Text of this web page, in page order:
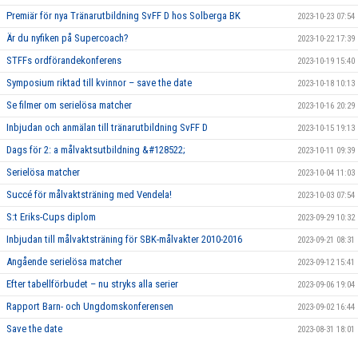
Premiär för nya Tränarutbildning SvFF D hos Solberga BK 2023-10-23 07:54
Är du nyfiken på Supercoach? 2023-10-22 17:39
STFFs ordförandekonferens 2023-10-19 15:40
Symposium riktad till kvinnor – save the date 2023-10-18 10:13
Se filmer om serielösa matcher 2023-10-16 20:29
Inbjudan och anmälan till tränarutbildning SvFF D 2023-10-15 19:13
Dags för 2: a målvaktsutbildning &#128522; 2023-10-11 09:39
Serielösa matcher 2023-10-04 11:03
Succé för målvaktsträning med Vendela! 2023-10-03 07:54
S:t Eriks-Cups diplom 2023-09-29 10:32
Inbjudan till målvaktsträning för SBK-målvakter 2010-2016 2023-09-21 08:31
Angående serielösa matcher 2023-09-12 15:41
Efter tabellförbudet – nu stryks alla serier 2023-09-06 19:04
Rapport Barn- och Ungdomskonferensen 2023-09-02 16:44
Save the date 2023-08-31 18:01